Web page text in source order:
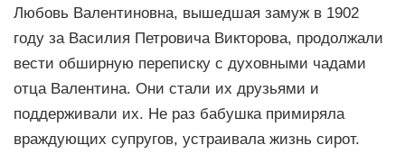
Любовь Валентиновна, вышедшая замуж в 1902
году за Василия Петровича Викторова, продолжали
вести обширную переписку с духовными чадами
отца Валентина. Они стали их друзьями и
поддерживали их. Не раз бабушка примиряла
враждующих супругов, устраивала жизнь сирот.